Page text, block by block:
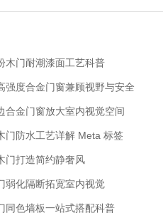
木门耐潮漆面工艺科普
强度合金门窗兼顾视野与安全
合金门窗放大室内视觉空间
门防水工艺详解 Meta 标签
门打造简约静奢风
弱化隔断拓宽室内视觉
同色墙板一站式搭配科普